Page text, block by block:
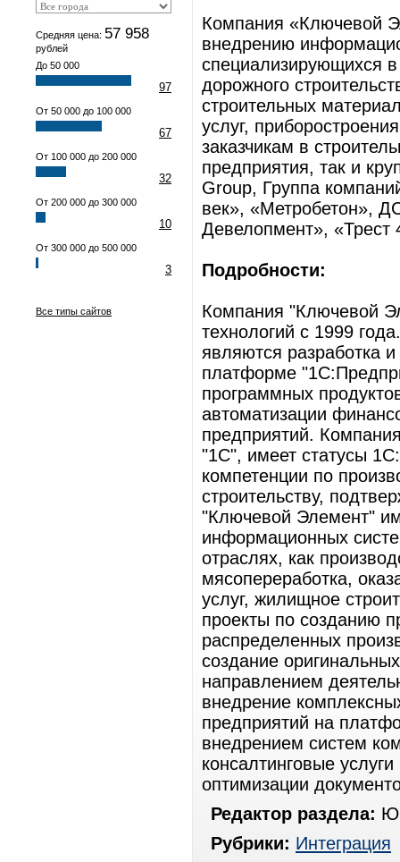
Средняя цена: 57 958
рублей
До 50 000
97
От 50 000 до 100 000
67
От 100 000 до 200 000
32
От 200 000 до 300 000
10
От 300 000 до 500 000
3
Все типы сайтов
Компания «Ключевой
внедрению
специализирующихся
дорожного
строительных
услуг,
заказчикам в
предприятия, так и
Group, Группа
век», «Метробетон»,
Девелопмент», «Трест
Подробности:
Компания "Ключевой
технологий с 1999
являются разработка
платформе
программных
автоматизации
предприятий.
"1С", имеет статусы
компетенции по
строительству,
"Ключевой Элемент"
информационных
отраслях, как
мясопереработка,
услуг, жилищное
проекты по созданию
распределенных
создание
направлением
внедрение
предприятий на
внедрением систем
консалтинговые
оптимизации
Редактор раздела:
Рубрики: Интеграция